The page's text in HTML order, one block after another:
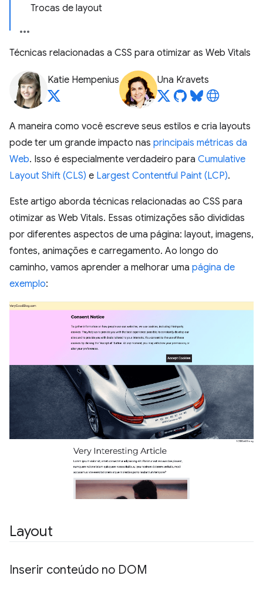
Trocas de layout
Técnicas relacionadas a CSS para otimizar as Web Vitals
Katie Hempenius Una Kravets
A maneira como você escreve seus estilos e cria layouts
pode ter um grande impacto nas principais métricas da
Web. Isso é especialmente verdadeiro para Cumulative
Layout Shift (CLS) e Largest Contentful Paint (LCP).
Este artigo aborda técnicas relacionadas ao CSS para
otimizar as Web Vitals. Essas otimizações são divididas
por diferentes aspectos de uma página: layout, imagens,
fontes, animações e carregamento. Ao longo do
caminho, vamos aprender a melhorar uma página de
exemplo:
Layout
Inserir conteúdo no DOM